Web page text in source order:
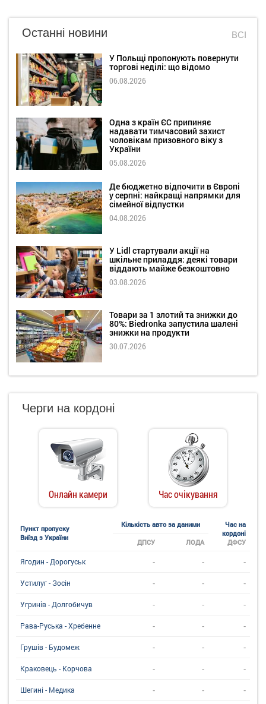
Останні новини ВСІ
У Польщі пропонують повернути
торгові неділі: що відомо
06.08.2026
Одна з країн ЄС припиняє
надавати тимчасовий захист
чоловікам призовного віку з
України
05.08.2026
Де бюджетно відпочити в Європі
у серпні: найкращі напрямки для
сімейної відпустки
04.08.2026
У Lidl стартували акції на
шкільне приладдя: деякі товари
віддають майже безкоштовно
03.08.2026
Товари за 1 злотий та знижки до
80%: Biedronka запустила шалені
знижки на продукти
30.07.2026
Черги на кордоні
Онлайн камери Час очікування
Пункт пропуску
Виїзд з України
Кількість авто за даними
Час на
кордоні
ДФСУ
ДПСУ ЛОДА
Ягодин - Дорогуськ - - -
Устилуг - Зосін - - -
Угринiв - Долгобичув - - -
Рава-Руська - Хребенне - - -
Грушів - Будомеж - - -
Краковець - Корчова - - -
Шегині - Медика - - -